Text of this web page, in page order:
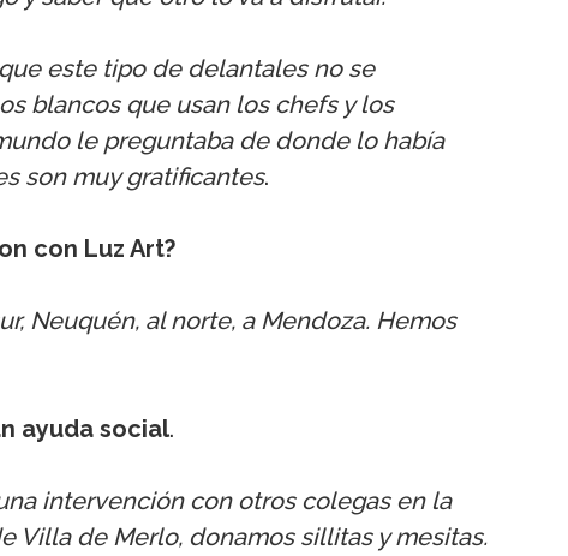
este tipo de delantales no se
blancos que usan los chefs y los
le preguntaba de donde lo había
son muy gratificantes.
con Luz Art?
Neuquén, al norte, a Mendoza. Hemos
ayuda social.
intervención con otros colegas en la
Villa de Merlo, donamos sillitas y mesitas.